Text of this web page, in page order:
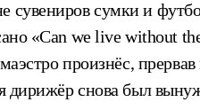
сувениров сумки и
«Can we live without
произнёс,
дирижёр снова был